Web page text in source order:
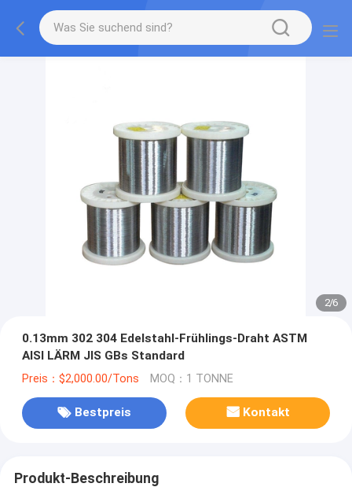
2/6
0.13mm 302 304 Edelstahl-Frühlings-Draht ASTM
AISI LÄRM JIS GBs Standard
Preis：$2,000.00/Tons MOQ：1 TONNE
Bestpreis Kontakt
Produkt-Beschreibung